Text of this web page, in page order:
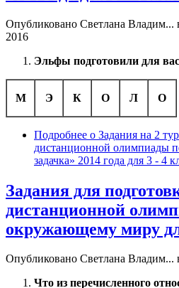
Опубликовано Светлана Владим...
2016
Эльфы подготовили для вас
М Э К О Л О
Подробнее о Задания на 2
дистанционной олимпиады
задачка» 2014 года для 3 - 4
Задания для
дистанционной
окружающему миру
Опубликовано Светлана Владим...
Что из перечисленного